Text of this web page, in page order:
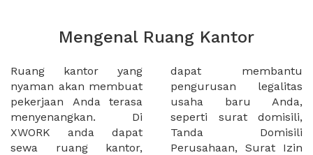
Mengenal Ruang Kantor
Ruang kantor yang
nyaman akan membuat
pekerjaan Anda terasa
menyenangkan. Di
XWORK anda dapat
sewa ruang kantor,
dapat membantu
pengurusan legalitas
usaha baru Anda,
seperti surat domisili,
Tanda Domisili
Perusahaan, Surat Izin